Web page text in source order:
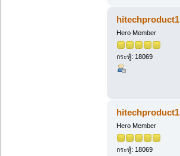
hitechproduct1
Hero Member
กระทู้: 18069
hitechproduct1
Hero Member
กระทู้: 18069